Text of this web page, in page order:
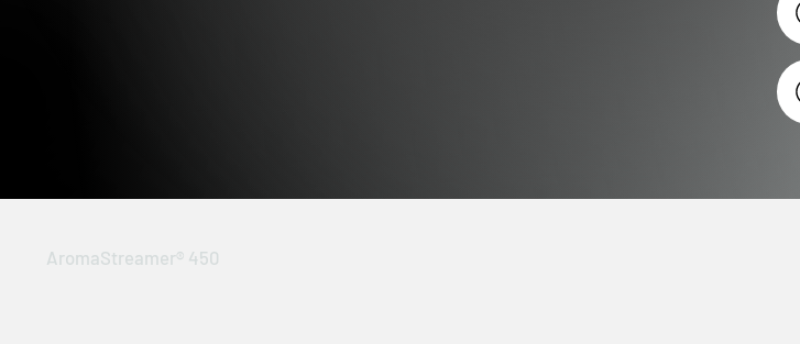
AromaStreamer® 450